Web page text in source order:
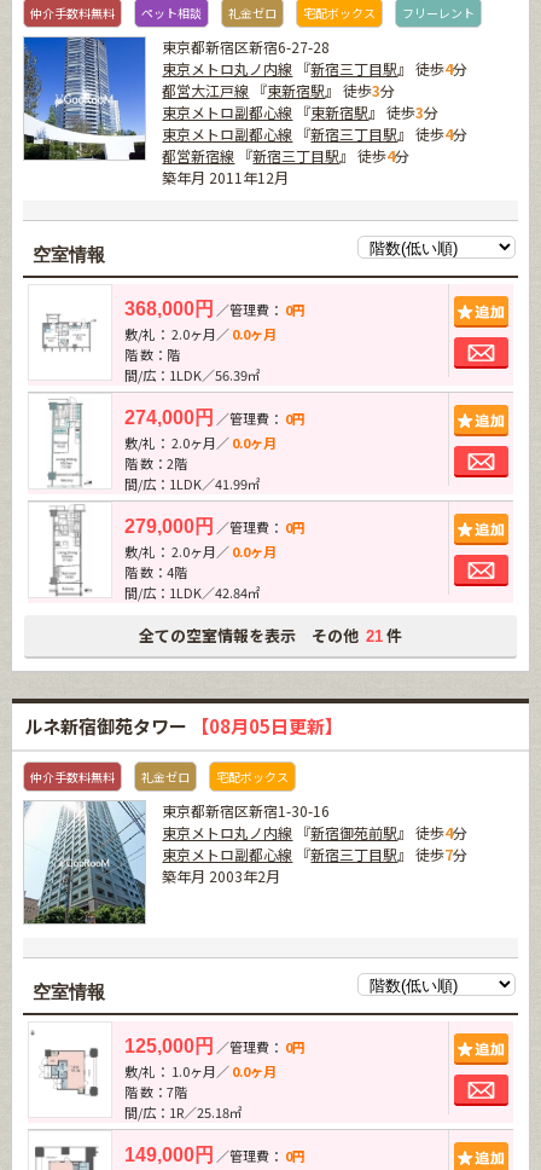
仲介手数料無料 ペット相談 礼金ゼロ 宅配ボックス フリーレント
東京都新宿区新宿6-27-28
東京メトロ丸ノ内線 『新宿三丁目駅』 徒歩4分
都営大江戸線 『東新宿駅』 徒歩3分
東京メトロ副都心線 『東新宿駅』 徒歩3分
東京メトロ副都心線 『新宿三丁目駅』 徒歩4分
都営新宿線 『新宿三丁目駅』 徒歩4分
築年月 2011年12月
空室情報
368,000円 ／管理費： 0円
敷/礼： 2.0ヶ月／0.0ヶ月
階 数：階
間/広：1LDK／56.39㎡
274,000円 ／管理費： 0円
敷/礼： 2.0ヶ月／0.0ヶ月
階 数：2階
間/広：1LDK／41.99㎡
279,000円 ／管理費： 0円
敷/礼： 2.0ヶ月／0.0ヶ月
階 数：4階
間/広：1LDK／42.84㎡
全ての空室情報を表示 その他 21 件
ルネ新宿御苑タワー 【08月05日更新】
仲介手数料無料 礼金ゼロ 宅配ボックス
東京都新宿区新宿1-30-16
東京メトロ丸ノ内線 『新宿御苑前駅』 徒歩4分
東京メトロ副都心線 『新宿三丁目駅』 徒歩7分
築年月 2003年2月
空室情報
125,000円 ／管理費： 0円
敷/礼： 1.0ヶ月／0.0ヶ月
階 数：7階
間/広：1R／25.18㎡
149,000円 ／管理費： 0円